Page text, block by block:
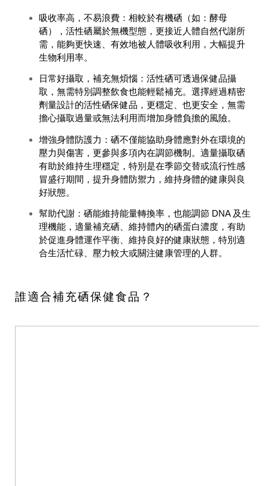
吸收率高，不易浪費： 相較於有機硒（如：酵母
硒），活性硒屬於無機型態，更接近人體自然代謝所
需，能夠更快速、有效地被人體吸收利用，大幅提升
生物利用率。
日常好攝取，補充無煩惱： 活性硒可透過保健品攝
取，無需特別調整飲食也能輕鬆補充。選擇經過精密
劑量設計的活性硒保健品，更穩定、也更安全，無需
擔心攝取過量或無法利用而增加身體負擔的風險。
增強身體防護力： 硒不僅能協助身體應對外在環境的
壓力與傷害，更參與多項內在調節機制。適量攝取硒
有助於維持生理穩定，特別是在季節交替或流行性感
冒盛行期間，提升身體防禦力，維持身體的健康與良
好狀態。
幫助代謝： 硒能維持能量轉換率，也能調節 DNA 及生
理機能，適量補充硒、維持體內的硒蛋白濃度，有助
於促進身體運作平衡、維持良好的健康狀態，特別適
合生活忙碌、壓力較大或關注健康管理的人群。
誰適合補充硒保健食品？